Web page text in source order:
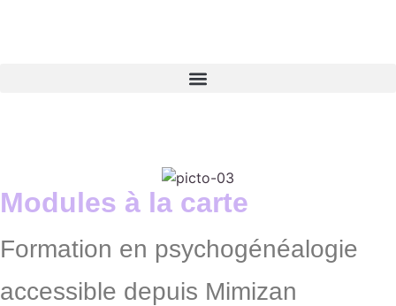
Modules à la carte
Formation en psychogénéalogie
accessible depuis Mimizan